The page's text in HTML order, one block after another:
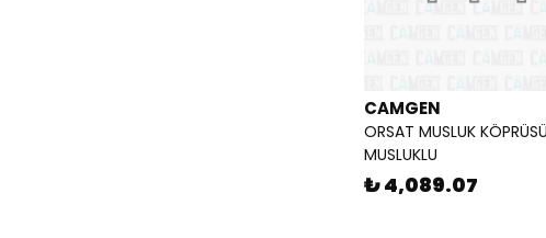
CAMGEN
ORSAT MUSLUK
MUSLUKLU
₺ 4,089.07